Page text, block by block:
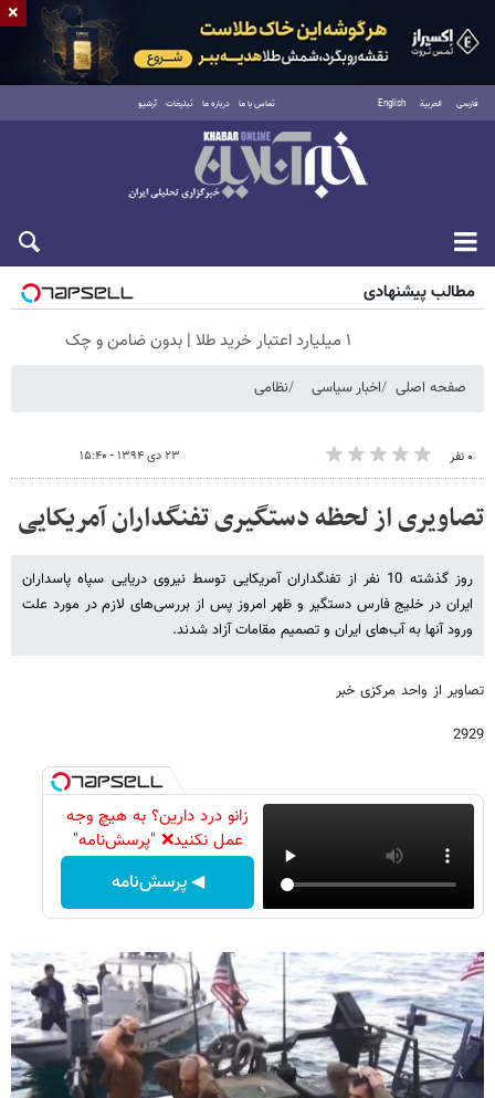
فارسی العربية English تماس با ما درباره ما تبلیغات آرشیو
جمعه ۱۶ مرداد ۱۴۰۵
مطالب پیشنهادی
۱ میلیارد اعتبار خرید طلا | بدون ضامن و چک
صفحه اصلی اخبار سیاسی نظامی
۰ نفر ۲۳ دی ۱۳۹۴ - ۱۵:۴۰
تصاویری از لحظه دستگیری تفنگداران آمریکایی
روز گذشته 10 نفر از تفنگداران آمریکایی توسط نیروی دریایی سپاه پاسداران
ایران در خلیج فارس دستگیر و ظهر امروز پس از بررسی‌های لازم در مورد علت
ورود آنها به آب‌های ایران و تصمیم مقامات آزاد شدند.
تصاویر از واحد مرکزی خبر
2929
زانو درد دارین؟ به هیچ وجه
عمل نکنید❌ "پرسش‌نامه"
◀ پرسش‌نامه
×